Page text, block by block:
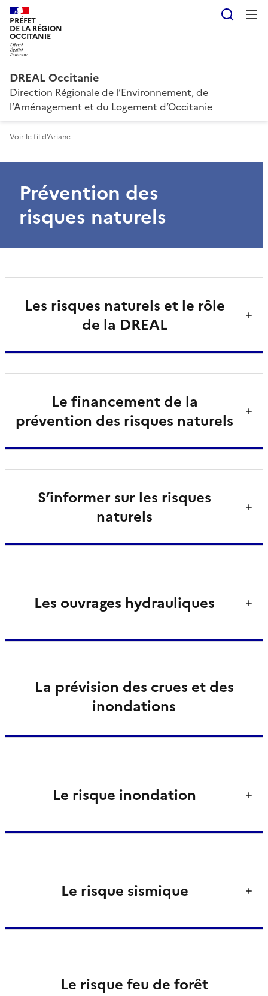
PRÉFET
DE LA RÉGION
OCCITANIE
DREAL Occitanie
Direction Régionale de l’Environnement, de
l’Aménagement et du Logement d’Occitanie
Voir le fil d'Ariane
Prévention des
risques naturels
Les risques naturels et le rôle
de la DREAL
Le financement de la
prévention des risques naturels
S’informer sur les risques
naturels
Les ouvrages hydrauliques
La prévision des crues et des
inondations
Le risque inondation
Le risque sismique
Le risque feu de forêt